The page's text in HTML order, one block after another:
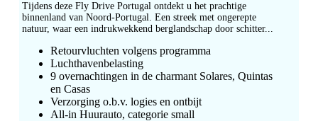
Tijdens deze Fly Drive Portugal ontdekt u het prachtige
binnenland van Noord-Portugal. Een streek met ongerepte
natuur, waar een indrukwekkend berglandschap door schitter...
Retourvluchten volgens programma
Luchthavenbelasting
9 overnachtingen in de charmant Solares, Quintas
en Casas
Verzorging o.b.v. logies en ontbijt
All-in Huurauto, categorie small